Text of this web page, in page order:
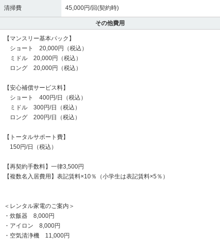
清掃費 45,000円/回(契約時)
その他費用
【マンスリー基本パック】
ショート 20,000円（税込）
ミドル 20,000円（税込）
ロング 20,000円（税込）
【安心補償サービス料】
ショート 400円/日（税込）
ミドル 300円/日（税込）
ロング 200円/日（税込）
【トータルサポート費】
150円/日（税込）
【再契約手数料】一律3,500円
【複数名入居費用】表記賃料×10％（小学生は表記賃料×5％）
＜レンタル家電のご案内＞
・炊飯器 8,000円
・アイロン 8,000円
・空気清浄機 11,000円